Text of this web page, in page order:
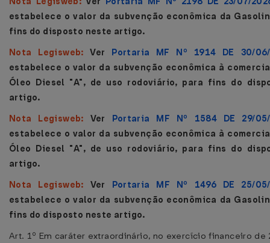
estabelece o valor da subvenção econômica da
fins do disposto neste artigo.
Nota Legisweb:Ver Portaria MF Nº 1914 DE 30/
estabelece o valor da subvenção econômica à
Óleo Diesel "A", de uso rodoviário, para fins do
artigo.
Nota Legisweb: Ver Portaria MF Nº 1584 DE 29/
estabelece o valor da subvenção econômica à
Óleo Diesel "A", de uso rodoviário, para fins do
artigo.
Nota Legisweb: Ver Portaria MF Nº 1496 DE 25/
estabelece o valor da subvenção econômica da
fins do disposto neste artigo.
Art. 1º Em caráter extraordinário, no exercício financeiro de